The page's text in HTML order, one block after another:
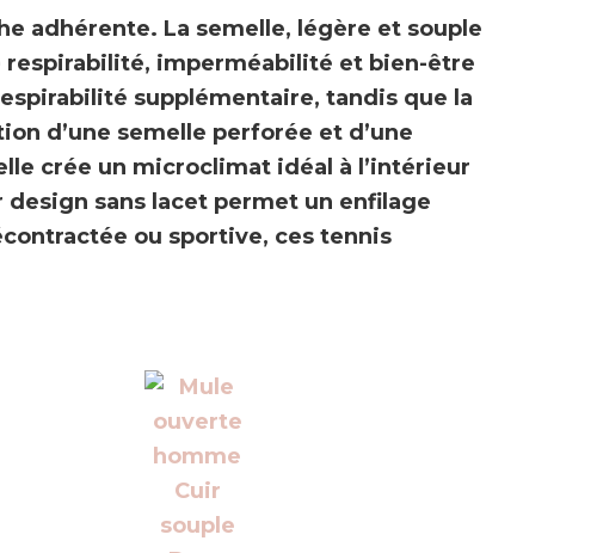
adhérente. La semelle, légère et souple
respirabilité, imperméabilité et bien-être
supplémentaire, tandis que la
d’une semelle perforée et d’une
crée un microclimat idéal à l’intérieur
sans lacet permet un enfilage
ou sportive, ces tennis